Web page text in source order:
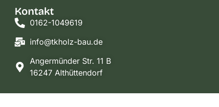
Kontakt
0162-1049619
info@tkholz-bau.de
Angermünder Str. 11 B
16247 Althüttendorf